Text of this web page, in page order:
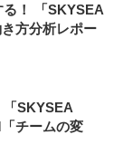
！ 「SKYSEA
方分析レポー
「SKYSEA
チームの変